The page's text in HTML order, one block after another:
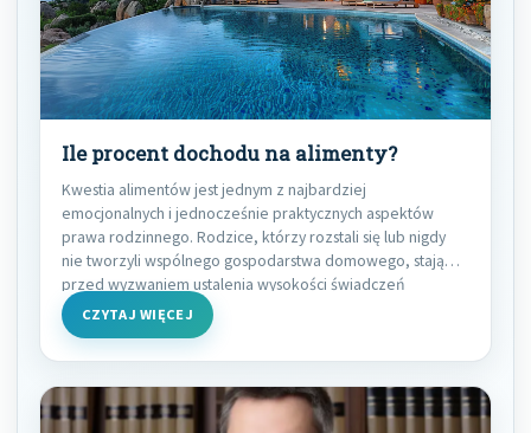
Ile procent dochodu na alimenty?
Kwestia alimentów jest jednym z najbardziej
emocjonalnych i jednocześnie praktycznych aspektów
prawa rodzinnego. Rodzice, którzy rozstali się lub nigdy
nie tworzyli wspólnego gospodarstwa domowego, stają
przed wyzwaniem ustalenia wysokości świadczeń
CZYTAJ WIĘCEJ